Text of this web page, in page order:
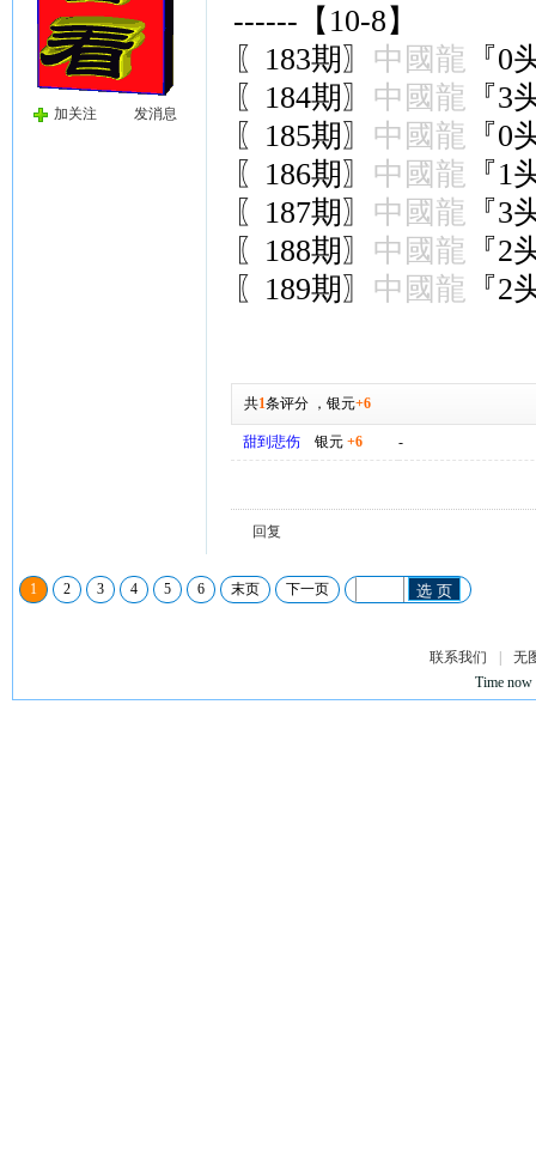
加关注 发消息
------【10-8】
〖183期〗 中國龍 『
〖184期〗 中國龍 『
〖185期〗 中國龍 『
〖186期〗 中國龍 『
〖187期〗 中國龍 『
〖188期〗 中國龍 『
〖189期〗 中國龍 『
共1条评分， 银元+6
甜到悲伤 银元 +6 -
回复
1 2 3 4 5 6 末页 下一页 选 页
联系我们
无
Time now